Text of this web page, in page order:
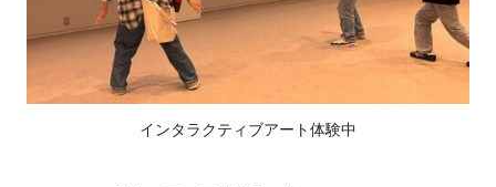
インタラクティブアート体験中